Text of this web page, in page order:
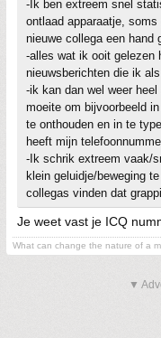
-Ik ben extreem snel
ontlaad apparaatje,
nieuwe collega een hand
-alles wat ik ooit gelezen
nieuwsberichten die ik
-ik kan dan wel weer
moeite om bijvoorbeeld
te onthouden en in te
heeft mijn
-Ik schrik extreem vaak/
klein geluidje/beweging
collegas vinden dat
Je weet vast je ICQ
What can change the nature of a
▼